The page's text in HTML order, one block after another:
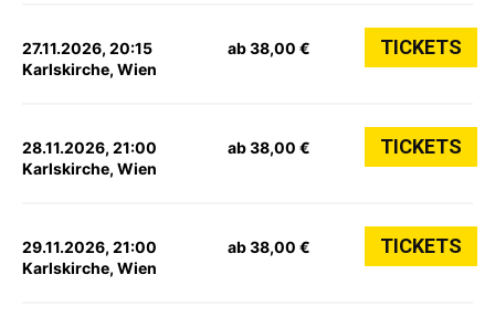
27.11.2026, 20:15
Karlskirche, Wien
ab 38,00 € TICKETS
28.11.2026, 21:00
Karlskirche, Wien
ab 38,00 € TICKETS
29.11.2026, 21:00
Karlskirche, Wien
ab 38,00 € TICKETS